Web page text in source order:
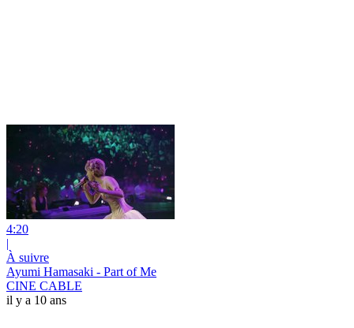
4:20
|
À suivre
Ayumi Hamasaki - Part of Me
CINE CABLE
il y a 10 ans